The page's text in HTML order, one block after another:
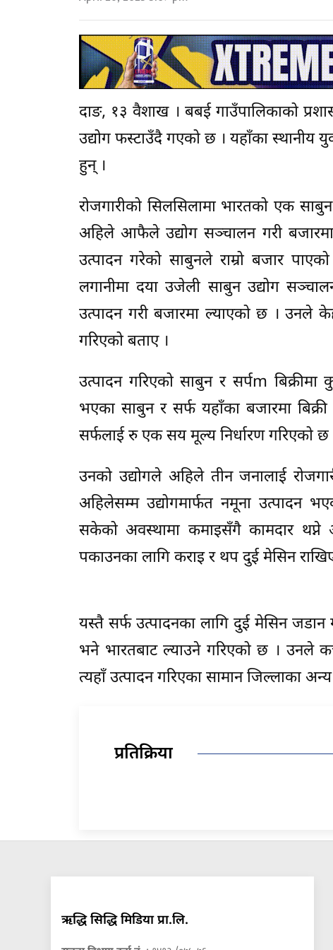
दाङ, १३ वैशाख । बबई गाउँपालिकाको
उद्योग फस्टाउँदै गएको छ । यहाँका स्थानीय
हुन् ।
रोजगारीको सिलसिलामा भारतको एक
अहिले आफैले उद्योग सञ्चालन गरी
उत्पादन गरेको साबुनले राम्रो बजार
लगानीमा दया उजेली साबुन उद्योग
उत्पादन गरी बजारमा ल्याएको छ । उनले
गरिएको बताए ।
उत्पादन गरिएको साबुन र सर्पm
भएका साबुन र सर्फ यहाँका बजारमा
सर्फलाई रु एक सय मूल्य निर्धारण गरिएको छ
उनको उद्योगले अहिले तीन जनालाई
अहिलेसम्म उद्योगमार्फत नमूना उत्पादन
सकेको अवस्थामा कमाइसँगै कामदार थप्ने
पकाउनका लागि कराइ र थप दुई मेसिन
यस्तै सर्फ उत्पादनका लागि दुई मेसिन
भने भारतबाट ल्याउने गरिएको छ । उनले
त्यहाँ उत्पादन गरिएका सामान जिल्लाका
प्रतिक्रिया
ऋद्धि सिद्धि मिडिया प्रा.लि.